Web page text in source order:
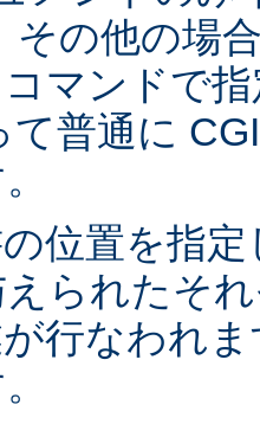
その他の場
マンドで
て普通に
位置を指
られたそ
行なわれ